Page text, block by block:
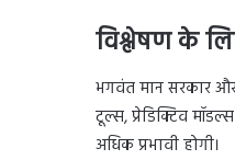
विश्लेषण के
भगवंत मान सरकार
टूल्स, प्रेडिक्टिव
अधिक प्रभावी होगी।